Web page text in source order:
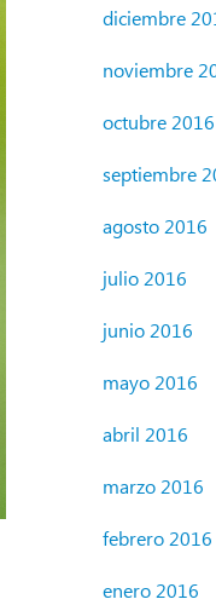
diciembre
noviembre
octubre 2016
septiembre
agosto 2016
julio 2016
junio 2016
mayo 2016
abril 2016
marzo 2016
febrero 2016
enero 2016